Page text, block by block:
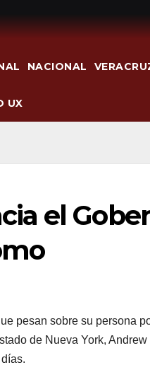
NACIONAL
UX
el
pesan sobre su persona
de Nueva York,